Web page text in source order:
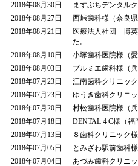
2018年08月30日
ますぶちデンタル
2018年08月27日
西峠歯科様（奈良
2018年08月21日
医療法人社団 博
た。
2018年08月10日
小塚歯科医院様（
2018年08月03日
プルミエ歯科様（
2018年07月23日
江南歯科クリニッ
2018年07月23日
ゆうき歯科クリニ
2018年07月20日
村松歯科医院様（
2018年07月18日
DENTAL 4 C様（福
2018年07月13日
８歯科クリニック
2018年07月05日
とみざわ駅前歯科
2018年07月04日
あづみ歯科クリニ